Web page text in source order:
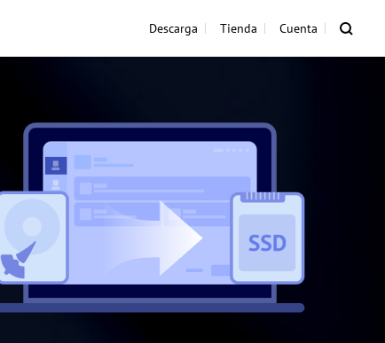
Descarga Tienda Cuenta